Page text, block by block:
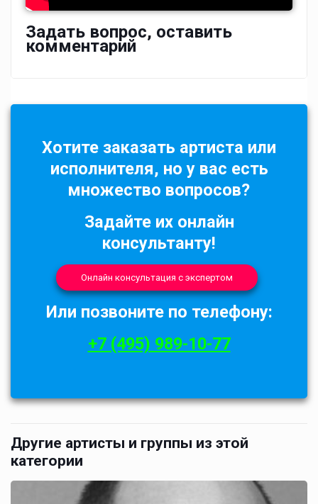
Задать вопрос, оставить
комментарий
Хотите заказать артиста или
исполнителя, но у вас есть
множество вопросов?
Задайте их онлайн
консультанту!
Онлайн консультация с экспертом
Или позвоните по телефону:
+7 (495) 989-10-77
Другие артисты и группы из этой
категории